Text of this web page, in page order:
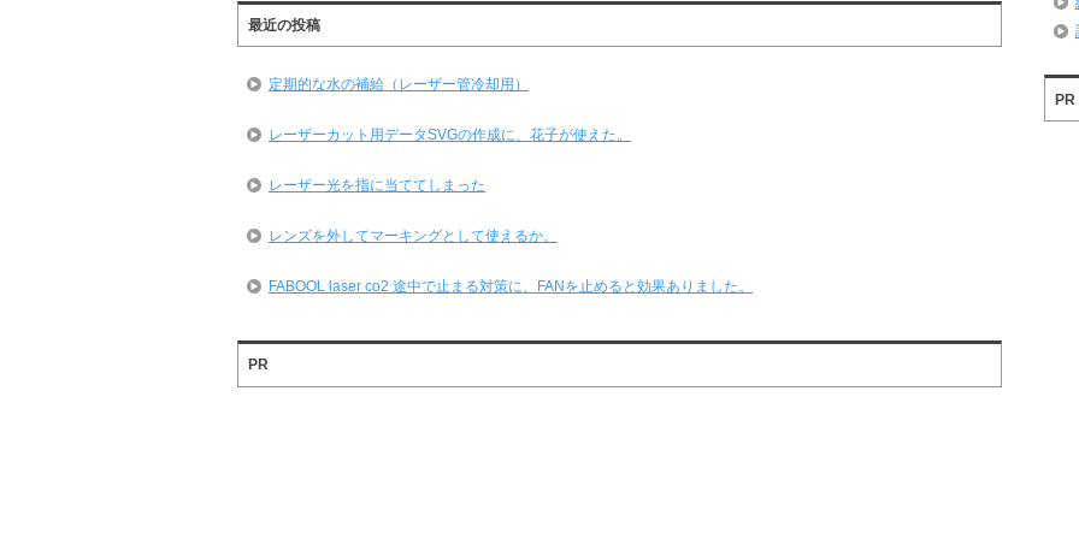
最近の投稿
定期的な水の補給（レーザー管冷却用）
レーザーカット用データSVGの作成に、花子が使えた。
レーザー光を指に当ててしまった
レンズを外してマーキングとして使えるか。
FABOOL laser co2 途中で止まる対策に、FANを止めると効果ありました。
PR
PR